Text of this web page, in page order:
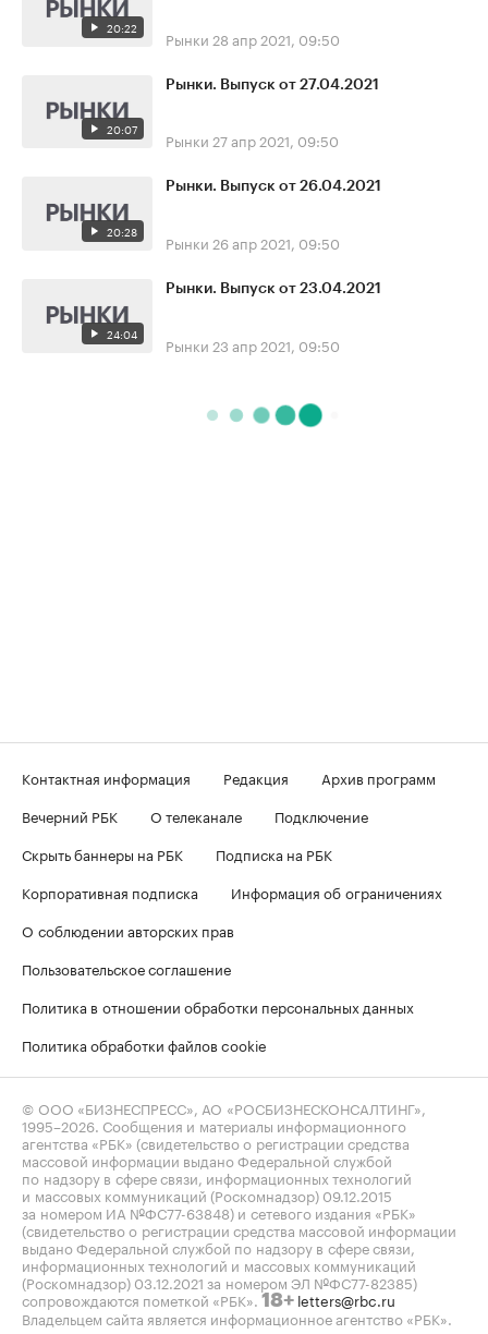
20:22 Рынки 28 апр 2021, 09:50
20:07
Рынки. Выпуск от 27.04.2021
Рынки 27 апр 2021, 09:50
20:28
Рынки. Выпуск от 26.04.2021
Рынки 26 апр 2021, 09:50
24:04
Рынки. Выпуск от 23.04.2021
Рынки 23 апр 2021, 09:50
Контактная информация Редакция
Архив программ
Вечерний РБК
О телеканале
Подключение
Скрыть баннеры на РБК
Подписка на РБК
Корпоративная подписка
Информация об ограничениях
О соблюдении авторских прав
Пользовательское соглашение
Политика в отношении обработки персональных данных
Политика обработки файлов cookie
© ООО «БИЗНЕСПРЕСС», АО «РОСБИЗНЕСКОНСАЛТИНГ»,
1995–2026 . Сообщения и материалы информационного
агентства «РБК» (свидетельство о регистрации средства
массовой информации выдано Федеральной службой
по надзору в сфере связи, информационных технологий
и массовых коммуникаций (Роскомнадзор) 09.12.2015
за номером ИА №ФС77-63848) и сетевого издания «РБК»
(свидетельство о регистрации средства массовой информации
выдано Федеральной службой по надзору в сфере связи,
информационных технологий и массовых коммуникаций
(Роскомнадзор) 03.12.2021 за номером ЭЛ №ФС77-82385)
сопровождаются пометкой «РБК». 18+ letters@rbc.ru
Владельцем сайта является информационное агентство «РБК».